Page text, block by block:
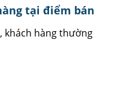
tại điểm bán
khách hàng thường